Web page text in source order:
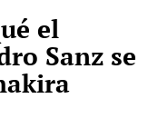
el
Sanz se